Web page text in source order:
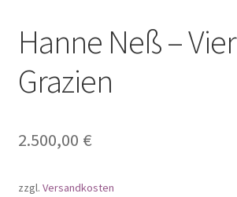
Hanne Neß – Vier
Grazien
2.500,00 €
zzgl. Versandkosten